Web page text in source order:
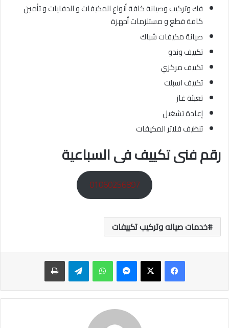
فك وتركيب وصيانة كافة أنواع المكيفات و الدفايات و تأمين
كافة قطع و مستلزمات أجهزة
صيانة مكيفات شباك
تكييف وندو
تكييف مركزي
تكييف اسبلت
تعبئة غاز
إعادة تشغيل
تنظيف فلاتر المكيفات
رقم فنى تكييف فى السباعية
01060256897
خدمات صيانه وتركيب تكييفات
ماسنجر واتساب تيلقرام طباعة